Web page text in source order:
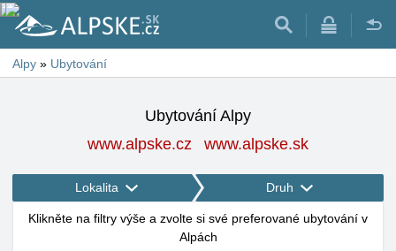
Alpy » Ubytování
Ubytování Alpy
www.alpske.cz
www.alpske.sk
Lokalita Druh
Klikněte na filtry výše a zvolte si své preferované ubytování v
Alpách